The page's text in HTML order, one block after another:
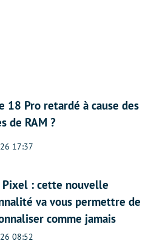
18 Pro retardé à cause des
de RAM ?
17:37
Pixel : cette nouvelle
va vous permettre de
comme jamais
08:52